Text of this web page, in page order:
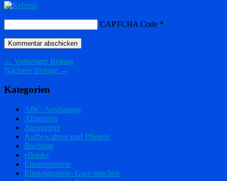
CAPTCHA Code *
← Vorheriger Beitrag
Nächster Beitrag →
Kategorien
ABC-Ausrüstung
Allgemein
Atemregler
Aufbewahren und Pflegen
Buchtipp
eBooks
Einsteigerserie
Einsteigerserie: Gase mischen